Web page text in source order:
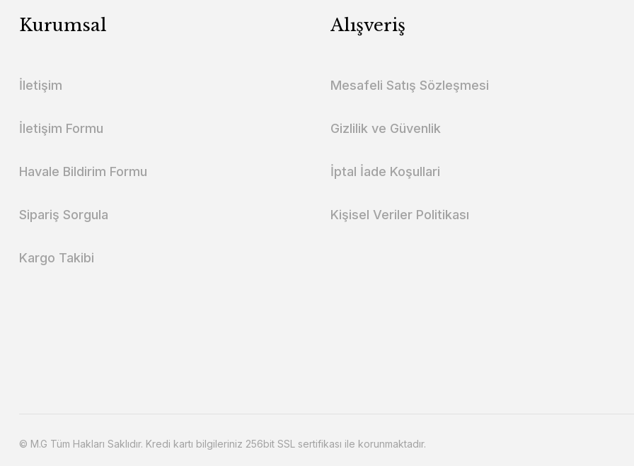
Kurumsal
İletişim
İletişim Formu
Havale Bildirim Formu
Sipariş Sorgula
Kargo Takibi
Alışveriş
Mesafeli Satış Sözleşmesi
Gizlilik ve Güvenlik
İptal İade Koşullari
Kişisel Veriler Politikası
© M.G Tüm Hakları Saklıdır. Kredi kartı bilgileriniz 256bit SSL sertifikası ile korunmaktadır.